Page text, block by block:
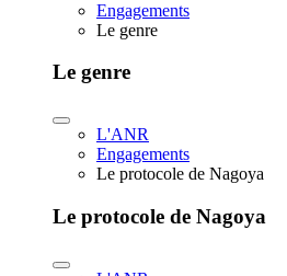
Engagements
Le genre
Le genre
L'ANR
Engagements
Le protocole de Nagoya
Le protocole de Nagoya